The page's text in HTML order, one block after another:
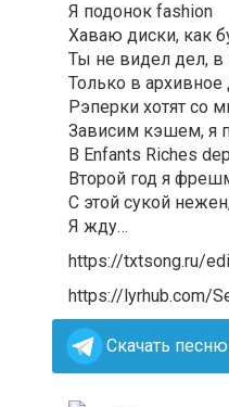
Я подонок fashion
Хаваю диски, как
Ты не видел дел,
Только в
Рэперки хотят со
Зависим кэшем, я
В Enfants Riches
Второй год я
С этой сукой
Я жду…
https://txtsong.ru/
https://lyrhub.com/
Скачать